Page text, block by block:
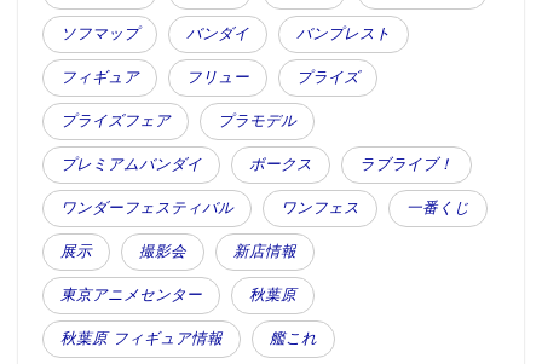
ソフマップ バンダイ バンプレスト
フィギュア フリュー プライズ
プライズフェア プラモデル
プレミアムバンダイ ボークス ラブライブ！
ワンダーフェスティバル ワンフェス 一番くじ
展示 撮影会 新店情報
東京アニメセンター 秋葉原
秋葉原 フィギュア情報 艦これ